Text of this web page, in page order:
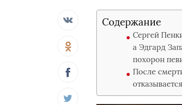
Содержание
Сергей
а Эдгард
похорон
После